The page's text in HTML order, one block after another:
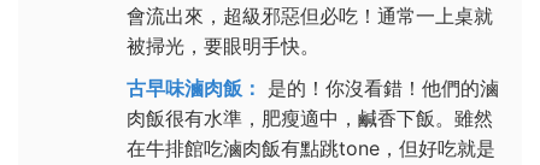
會流出來，超級邪惡但必吃！通常一上桌就
被掃光，要眼明手快。
古早味滷肉飯： 是的！你沒看錯！他們的滷
肉飯很有水準，肥瘦適中，鹹香下飯。雖然
在牛排館吃滷肉飯有點跳tone，但好吃就是